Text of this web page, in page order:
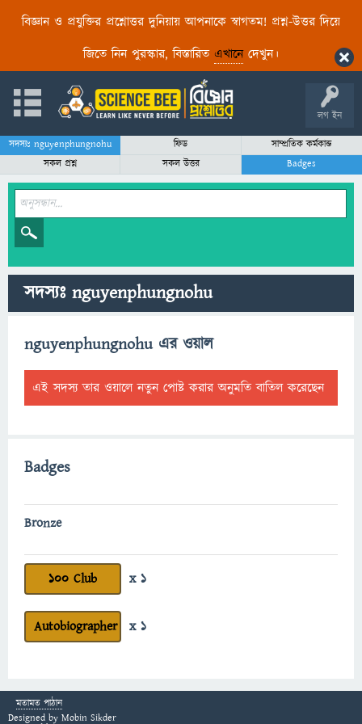
বিজ্ঞান ও প্রযুক্তির প্রশ্নোত্তর দুনিয়ায় আপনাকে স্বাগতম! প্রশ্ন-উত্তর দিয়ে
জিতে নিন পুরস্কার, বিস্তারিত এখানেদেখুন।
লগ ইন
সদস্যঃ nguyenphungnohu ফিড
সাম্প্রতিক কর্মকান্ড
সকল প্রশ্ন
সকল উত্তর Badges
সদস্যঃ nguyenphungnohu
nguyenphungnohu এর ওয়াল
এই সদস্য তার ওয়ালে নতুন পোষ্ট করার অনুমতি বাতিল করেছেন
Badges
Bronze
100 Club x 1
Autobiographer x 1
মতামত পাঠান
Designed by Mobin Sikder